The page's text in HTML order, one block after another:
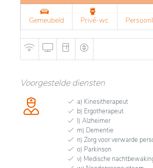
Gemeubeld Privé-wc
Voorgestelde diensten
a) Kinesitherapeut
b) Ergotherapeut
l) Alzheimer
m) Dementie
n) Zorg voor verwarde
o) Parkinson
v) Medische